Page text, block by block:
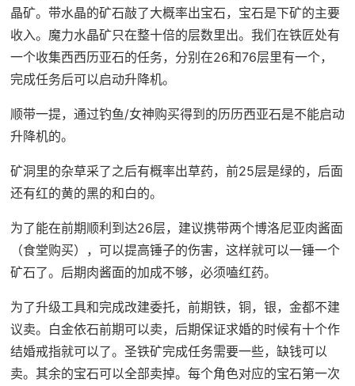
晶矿。带水晶的矿石敲了大概率出宝石，宝石是下矿的主要
收入。魔力水晶矿只在整十倍的层数里出。我们在铁匠处有
一个收集西西历亚石的任务，分别在26和76层里有一个，
完成任务后可以启动升降机。
顺带一提，通过钓鱼/女神购买得到的历历西亚石是不能启动
升降机的。
矿洞里的杂草采了之后有概率出草药，前25层是绿的，后面
还有红的黄的黑的和白的。
为了能在前期顺利到达26层，建议携带两个博洛尼亚肉酱面
（食堂购买），可以提高锤子的伤害，这样就可以一锤一个
矿石了。后期肉酱面的加成不够，必须嗑红药。
为了升级工具和完成改建委托，前期铁，铜，银，金都不建
议卖。白金依石前期可以卖，后期保证求婚的时候有十个作
结婚戒指就可以了。圣铁矿完成任务需要一些，缺钱可以
卖。其余的宝石可以全部卖掉。每个角色对应的宝石第一次